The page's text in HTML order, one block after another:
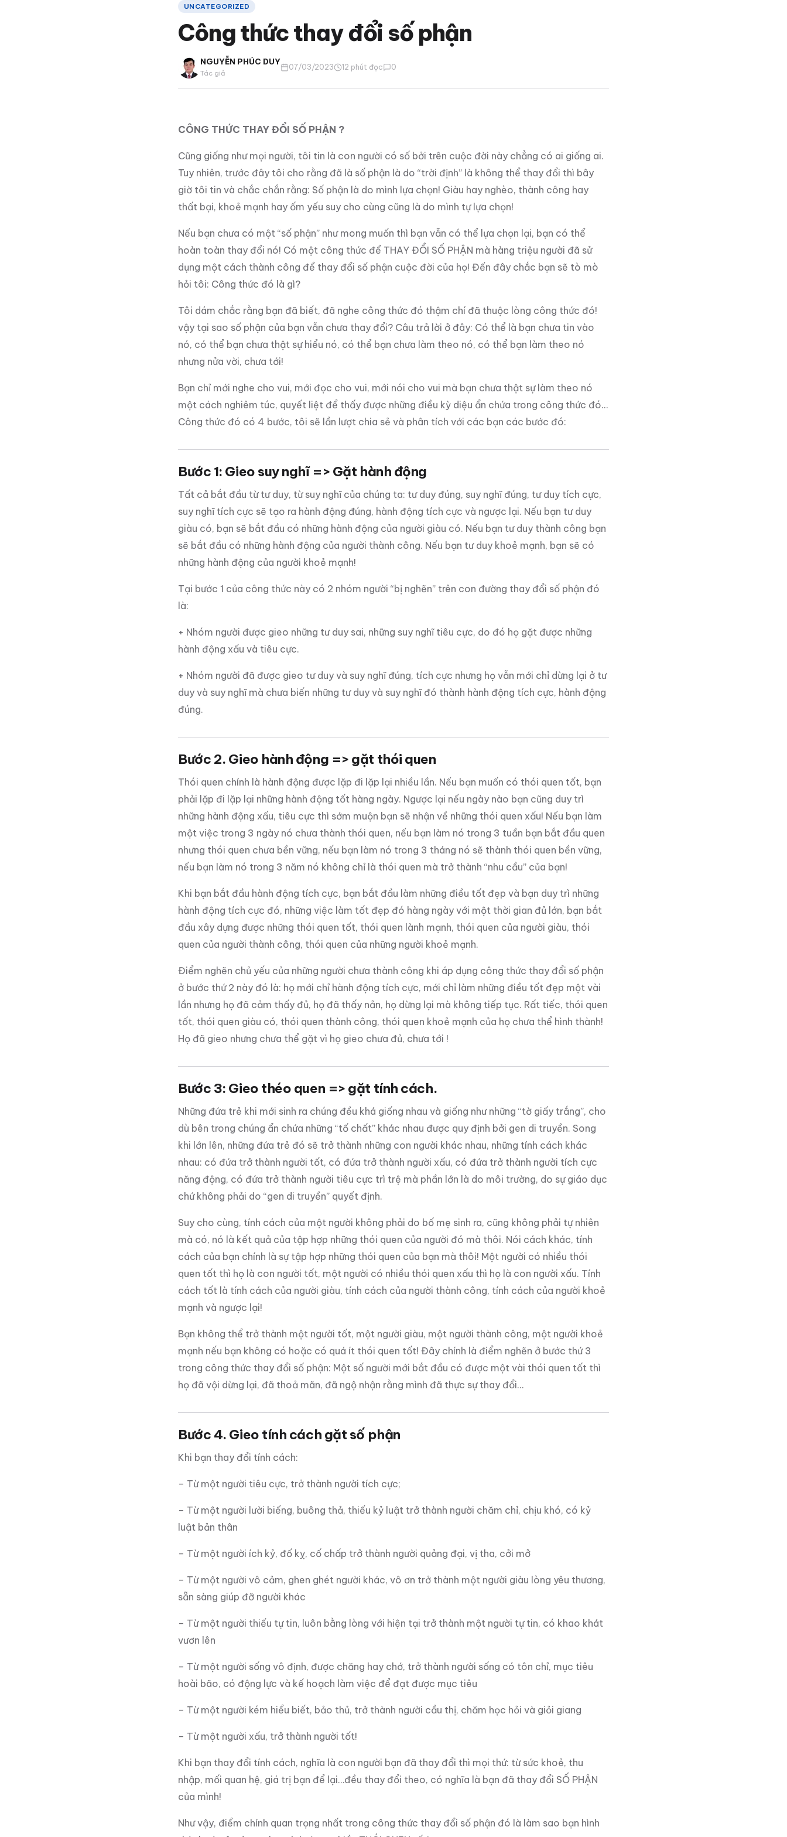
UNCATEGORIZED
Công thức thay đổi số phận
NGUYỄN PHÚC DUY
Tác giả
07/03/2023 12 phút đọc 0
CÔNG THỨC THAY ĐỔI SỐ PHẬN ?
Cũng giống như mọi người, tôi tin là con người có số bởi trên cuộc đời này chẳng có ai giống ai.
Tuy nhiên, trước đây tôi cho rằng đã là số phận là do “trời định” là không thể thay đổi thì bây
giờ tôi tin và chắc chắn rằng: Số phận là do mình lựa chọn! Giàu hay nghèo, thành công hay
thất bại, khoẻ mạnh hay ốm yếu suy cho cùng cũng là do mình tự lựa chọn!
Nếu bạn chưa có một “số phận” như mong muốn thì bạn vẫn có thể lựa chọn lại, bạn có thể
hoàn toàn thay đổi nó! Có một công thức để THAY ĐỔI SỐ PHẬN mà hàng triệu người đã sử
dụng một cách thành công để thay đổi số phận cuộc đời của họ! Đến đây chắc bạn sẽ tò mò
hỏi tôi: Công thức đó là gì?
Tôi dám chắc rằng bạn đã biết, đã nghe công thức đó thậm chí đã thuộc lòng công thức đó!
vậy tại sao số phận của bạn vẫn chưa thay đổi? Câu trả lời ở đây: Có thể là bạn chưa tin vào
nó, có thể bạn chưa thật sự hiểu nó, có thể bạn chưa làm theo nó, có thể bạn làm theo nó
nhưng nửa vời, chưa tới!
Bạn chỉ mới nghe cho vui, mới đọc cho vui, mới nói cho vui mà bạn chưa thật sự làm theo nó
một cách nghiêm túc, quyết liệt để thấy được những điều kỳ diệu ẩn chứa trong công thức đó…
Công thức đó có 4 bước, tôi sẽ lần lượt chia sẻ và phân tích với các bạn các bước đó:
Bước 1: Gieo suy nghĩ => Gặt hành động
Tất cả bắt đầu từ tư duy, từ suy nghĩ của chúng ta: tư duy đúng, suy nghĩ đúng, tư duy tích cực,
suy nghĩ tích cực sẽ tạo ra hành động đúng, hành động tích cực và ngược lại. Nếu bạn tư duy
giàu có, bạn sẽ bắt đầu có những hành động của người giàu có. Nếu bạn tư duy thành công bạn
sẽ bắt đầu có những hành động của người thành công. Nếu bạn tư duy khoẻ mạnh, bạn sẽ có
những hành động của người khoẻ mạnh!
Tại bước 1 của công thức này có 2 nhóm người “bị nghẽn” trên con đường thay đổi số phận đó
là:
+ Nhóm người được gieo những tư duy sai, những suy nghĩ tiêu cực, do đó họ gặt được những
hành động xấu và tiêu cực.
+ Nhóm người đã được gieo tư duy và suy nghĩ đúng, tích cực nhưng họ vẫn mới chỉ dừng lại ở tư
duy và suy nghĩ mà chưa biến những tư duy và suy nghĩ đó thành hành động tích cực, hành động
đúng.
Bước 2. Gieo hành động => gặt thói quen
Thói quen chính là hành động được lặp đi lặp lại nhiều lần. Nếu bạn muốn có thói quen tốt, bạn
phải lặp đi lặp lại những hành động tốt hàng ngày. Ngược lại nếu ngày nào bạn cũng duy trì
những hành động xấu, tiêu cực thì sớm muộn bạn sẽ nhận về những thói quen xấu! Nếu bạn làm
một việc trong 3 ngày nó chưa thành thói quen, nếu bạn làm nó trong 3 tuần bạn bắt đầu quen
nhưng thói quen chưa bền vững, nếu bạn làm nó trong 3 tháng nó sẽ thành thói quen bền vững,
nếu bạn làm nó trong 3 năm nó không chỉ là thói quen mà trở thành “nhu cầu” của bạn!
Khi bạn bắt đầu hành động tích cực, bạn bắt đầu làm những điều tốt đẹp và bạn duy trì những
hành động tích cực đó, những việc làm tốt đẹp đó hàng ngày với một thời gian đủ lớn, bạn bắt
đầu xây dựng được những thói quen tốt, thói quen lành mạnh, thói quen của người giàu, thói
quen của người thành công, thói quen của những người khoẻ mạnh.
Điểm nghẽn chủ yếu của những người chưa thành công khi áp dụng công thức thay đổi số phận
ở bước thứ 2 này đó là: họ mới chỉ hành động tích cực, mới chỉ làm những điều tốt đẹp một vài
lần nhưng họ đã cảm thấy đủ, họ đã thấy nản, họ dừng lại mà không tiếp tục. Rất tiếc, thói quen
tốt, thói quen giàu có, thói quen thành công, thói quen khoẻ mạnh của họ chưa thể hình thành!
Họ đã gieo nhưng chưa thể gặt vì họ gieo chưa đủ, chưa tới !
Bước 3: Gieo théo quen => gặt tính cách.
Những đứa trẻ khi mới sinh ra chúng đều khá giống nhau và giống như những “tờ giấy trắng”, cho
dù bên trong chúng ẩn chứa những “tố chất” khác nhau được quy định bởi gen di truyền. Song
khi lớn lên, những đứa trẻ đó sẽ trở thành những con người khác nhau, những tính cách khác
nhau: có đứa trở thành người tốt, có đứa trở thành người xấu, có đứa trở thành người tích cực
năng động, có đứa trở thành người tiêu cực trì trệ mà phần lớn là do môi trường, do sự giáo dục
chứ không phải do “gen di truyền” quyết định.
Suy cho cùng, tính cách của một người không phải do bố mẹ sinh ra, cũng không phải tự nhiên
mà có, nó là kết quả của tập hợp những thói quen của người đó mà thôi. Nói cách khác, tính
cách của bạn chính là sự tập hợp những thói quen của bạn mà thôi! Một người có nhiều thói
quen tốt thì họ là con người tốt, một người có nhiều thói quen xấu thì họ là con người xấu. Tính
cách tốt là tính cách của người giàu, tính cách của người thành công, tính cách của người khoẻ
mạnh và ngược lại!
Bạn không thể trở thành một người tốt, một người giàu, một người thành công, một người khoẻ
mạnh nếu bạn không có hoặc có quá ít thói quen tốt! Đây chính là điểm nghẽn ở bước thứ 3
trong công thức thay đổi số phận: Một số người mới bắt đầu có được một vài thói quen tốt thì
họ đã vội dừng lại, đã thoả mãn, đã ngộ nhận rằng mình đã thực sự thay đổi…
Bước 4. Gieo tính cách gặt số phận
Khi bạn thay đổi tính cách:
– Từ một người tiêu cực, trở thành người tích cực;
– Từ một người lười biếng, buông thả, thiếu kỷ luật trở thành người chăm chỉ, chịu khó, có kỷ
luật bản thân
– Từ một người ích kỷ, đố kỵ, cố chấp trở thành người quảng đại, vị tha, cởi mở
– Từ một người vô cảm, ghen ghét người khác, vô ơn trở thành một người giàu lòng yêu thương,
sẵn sàng giúp đỡ người khác
– Từ một người thiếu tự tin, luôn bằng lòng với hiện tại trở thành một người tự tin, có khao khát
vươn lên
– Từ một người sống vô định, được chăng hay chớ, trở thành người sống có tôn chỉ, mục tiêu
hoài bão, có động lực và kế hoạch làm việc để đạt được mục tiêu
– Từ một người kém hiểu biết, bảo thủ, trở thành người cầu thị, chăm học hỏi và giỏi giang
– Từ một người xấu, trở thành người tốt!
Khi bạn thay đổi tính cách, nghĩa là con người bạn đã thay đổi thì mọi thứ: từ sức khoẻ, thu
nhập, mối quan hệ, giá trị bạn để lại…đều thay đổi theo, có nghĩa là bạn đã thay đổi SỐ PHẬN
của mình!
Như vậy, điểm chính quan trọng nhất trong công thức thay đổi số phận đó là làm sao bạn hình